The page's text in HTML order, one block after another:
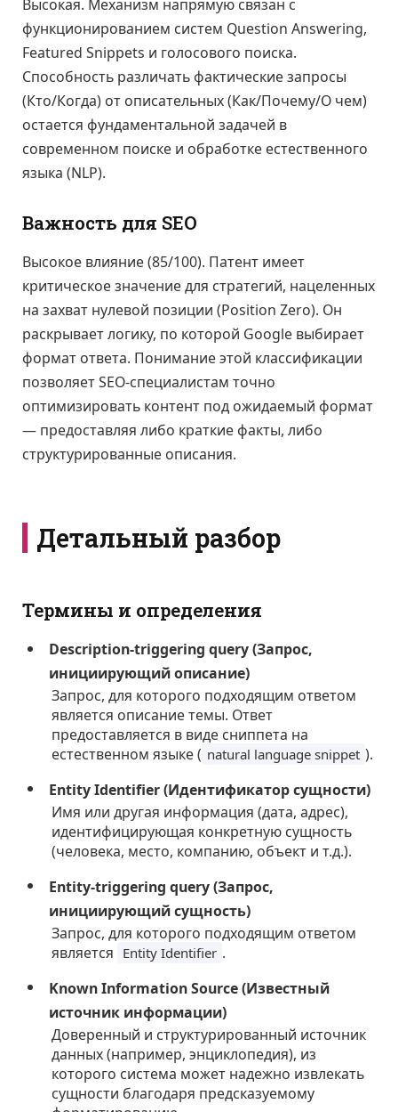
Высокая. Механизм напрямую связан с
функционированием систем Question Answering,
Featured Snippets и голосового поиска.
Способность различать фактические запросы
(Кто/Когда) от описательных (Как/Почему/О чем)
остается фундаментальной задачей в
современном поиске и обработке естественного
языка (NLP).
Важность для SEO
Высокое влияние (85/100). Патент имеет
критическое значение для стратегий, нацеленных
на захват нулевой позиции (Position Zero). Он
раскрывает логику, по которой Google выбирает
формат ответа. Понимание этой классификации
позволяет SEO-специалистам точно
оптимизировать контент под ожидаемый формат
— предоставляя либо краткие факты, либо
структурированные описания.
Детальный разбор
Термины и определения
Description-triggering query (Запрос,
инициирующий описание)
Запрос, для которого подходящим ответом
является описание темы. Ответ
предоставляется в виде сниппета на
естественном языке ( natural language snippet ).
Entity Identifier (Идентификатор сущности)
Имя или другая информация (дата, адрес),
идентифицирующая конкретную сущность
(человека, место, компанию, объект и т.д.).
Entity-triggering query (Запрос,
инициирующий сущность)
Запрос, для которого подходящим ответом
является Entity Identifier .
Known Information Source (Известный
источник информации)
Доверенный и структурированный источник
данных (например, энциклопедия), из
которого система может надежно извлекать
сущности благодаря предсказуемому